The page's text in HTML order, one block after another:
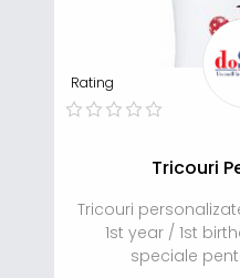
Rating
Tricouri
Tricouri
1st year / 1st
speciale